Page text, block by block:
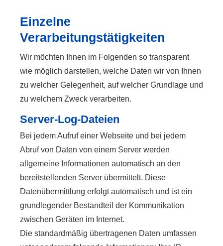
Einzelne
Verarbeitungstätigkeiten
Wir möchten Ihnen im Folgenden so transparent
wie möglich darstellen, welche Daten wir von Ihnen
zu welcher Gelegenheit, auf welcher Grundlage und
zu welchem Zweck verarbeiten.
Server-Log-Dateien
Bei jedem Aufruf einer Webseite und bei jedem
Abruf von Daten von einem Server werden
allgemeine Informationen automatisch an den
bereitstellenden Server übermittelt. Diese
Datenübermittlung erfolgt automatisch und ist ein
grundlegender Bestandteil der Kommunikation
zwischen Geräten im Internet.
Die standardmäßig übertragenen Daten umfassen